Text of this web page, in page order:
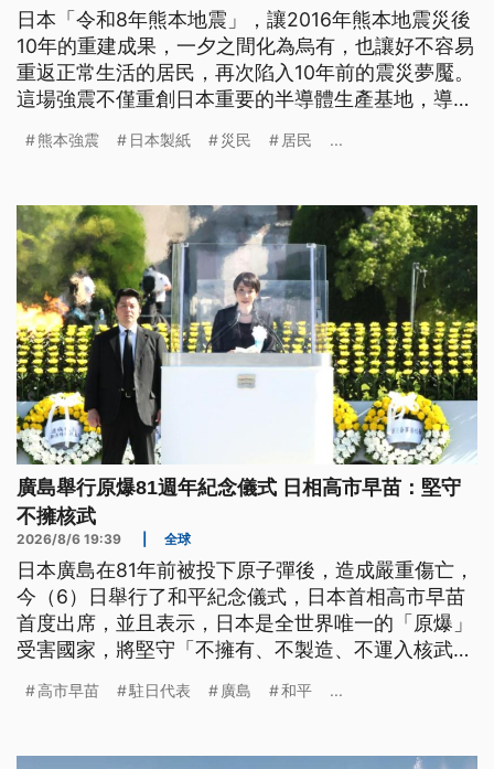
日本「令和8年熊本地震」，讓2016年熊本地震災後
10年的重建成果，一夕之間化為烏有，也讓好不容易
重返正常生活的居民，再次陷入10年前的震災夢魘。
這場強震不僅重創日本重要的半導體生產基地，導致
塌，以及酷暑下斷水斷電等，一連串災後衍生災害，
熊本強震 日本製紙 災民 居民 ...
廣島舉行原爆81週年紀念儀式 日相高市早苗：堅守
不擁核武
2026/8/6 19:39 全球
日本廣島在81年前被投下原子彈後，造成嚴重傷亡，
今（6）日舉行了和平紀念儀式，日本首相高市早苗
首度出席，並且表示，日本是全世界唯一的「原爆」
受害國家，將堅守「不擁有、不製造、不運入核武」
念儀式，他強調，中國正以驚人的速度擴張核子武
高市早苗 駐日代表 廣島 和平 ...